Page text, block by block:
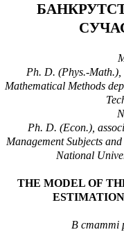
Ph. D. (Phys.-Math.),
Mathematical Methods
Ph. D. (Econ.),
Management Subjects
National
THE MODEL OF
ESTIMATION
В статті